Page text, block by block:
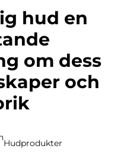
om dess
och
Hudprodukter